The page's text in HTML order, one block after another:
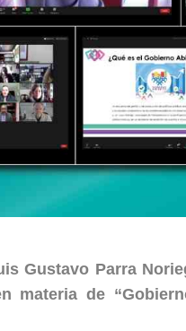
Gustavo Parra
materia de